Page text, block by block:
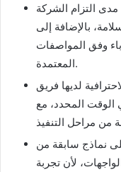
مدى التزام الشركة
بالإضافة إلى
وفق المواصفات
المعتمدة.
لديها فريق
الوقت المحدد، مع
نماذج سابقة من
لأن تجربة